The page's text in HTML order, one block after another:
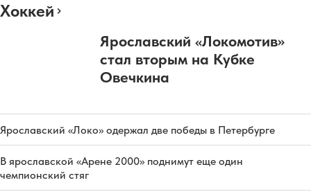
Хоккей
Ярославский «Локомотив»
стал вторым на Кубке
Овечкина
Ярославский «Локо» одержал две победы в Петербурге
В ярославской «Арене 2000» поднимут еще один
чемпионский стяг